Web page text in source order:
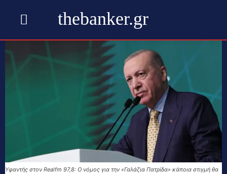
thebanker.gr
Yφαντής στον Realfm 97,8: Ο νόμος για την «Γαλάζια Πατρίδα» κάποια στιγμή θα